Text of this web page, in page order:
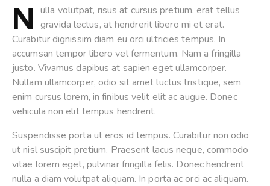
N ulla volutpat, risus at cursus pretium, erat tellus
gravida lectus, at hendrerit libero mi et erat.
Curabitur dignissim diam eu orci ultricies tempus. In
accumsan tempor libero vel fermentum. Nam a fringilla
justo. Vivamus dapibus at sapien eget ullamcorper.
Nullam ullamcorper, odio sit amet luctus tristique, sem
enim cursus lorem, in finibus velit elit ac augue. Donec
vehicula non elit tempus hendrerit.
Suspendisse porta ut eros id tempus. Curabitur non odio
ut nisl suscipit pretium. Praesent lacus neque, commodo
vitae lorem eget, pulvinar fringilla felis. Donec hendrerit
nulla a diam volutpat aliquam. In porta ac orci ac aliquam.